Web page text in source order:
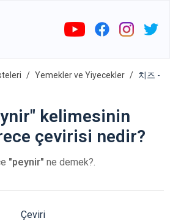
Yemekler ve Yiyecekler
치즈 -
kelimesinin
çevirisi nedir?
"peynir" ne demek?.
Çeviri